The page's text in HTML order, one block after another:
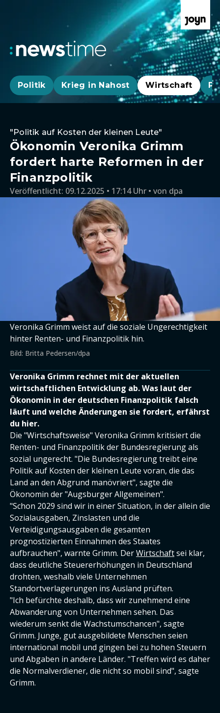
Politik Krieg in Nahost Wirtschaft
"Politik auf Kosten der kleinen Leute"
Ökonomin Veronika Grimm
fordert harte Reformen in der
Finanzpolitik
Veröffentlicht: 09.12.2025 • 17:14 Uhr von dpa
Veronika Grimm weist auf die soziale Ungerechtigkeit
hinter Renten- und Finanzpolitik hin.
Bild: Britta Pedersen/dpa
Veronika Grimm rechnet mit der aktuellen
wirtschaftlichen Entwicklung ab. Was laut der
Ökonomin in der deutschen Finanzpolitik falsch
läuft und welche Änderungen sie fordert, erfährst
du hier.
Die "Wirtschaftsweise" Veronika Grimm kritisiert die
Renten- und Finanzpolitik der Bundesregierung als
sozial ungerecht. "Die Bundesregierung treibt eine
Politik auf Kosten der kleinen Leute voran, die das
Land an den Abgrund manövriert", sagte die
Ökonomin der "Augsburger Allgemeinen".
"Schon 2029 sind wir in einer Situation, in der allein die
Sozialausgaben, Zinslasten und die
Verteidigungsausgaben die gesamten
prognostizierten Einnahmen des Staates
aufbrauchen", warnte Grimm. DerWirtschaftsei klar,
dass deutliche Steuererhöhungen in Deutschland
drohten, weshalb viele Unternehmen
Standortverlagerungen ins Ausland prüften.
"Ich befürchte deshalb, dass wir zunehmend eine
Abwanderung von Unternehmen sehen. Das
wiederum senkt die Wachstumschancen", sagte
Grimm. Junge, gut ausgebildete Menschen seien
international mobil und gingen bei zu hohen Steuern
und Abgaben in andere Länder. "Treffen wird es daher
die Normalverdiener, die nicht so mobil sind", sagte
Grimm.